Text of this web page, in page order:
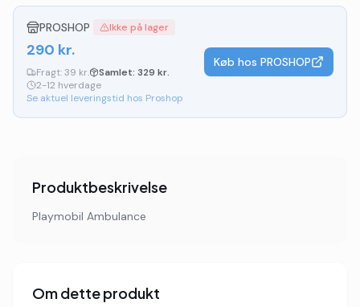
PROSHOP Ikke på lager
290 kr.
Fragt:39 kr. Samlet: 329 kr.
2-12 hverdage
Se aktuel leveringstid hos Proshop
Køb hos PROSHOP
Produktbeskrivelse
Playmobil Ambulance
Om dette produkt